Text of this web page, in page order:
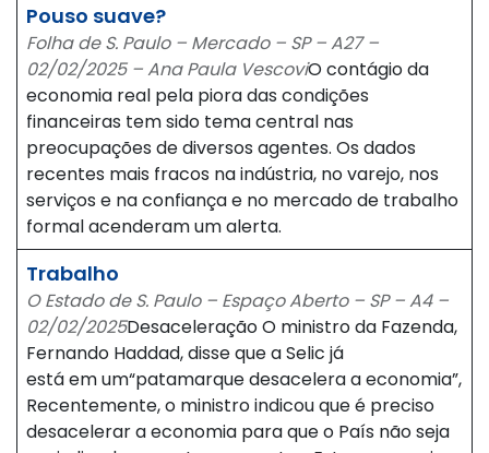
Pouso suave?
Folha de S. Paulo – Mercado – SP – A27 –
02/02/2025 – Ana Paula VescoviO contágio da
economia real pela piora das condições
financeiras tem sido tema central nas
preocupações de diversos agentes. Os dados
recentes mais fracos na indústria, no varejo, nos
serviços e na confiança e no mercado de trabalho
formal acenderam um alerta.
Trabalho
O Estado de S. Paulo – Espaço Aberto – SP – A4 –
02/02/2025Desaceleração O ministro da Fazenda,
Fernando Haddad, disse que a Selic já
está em um“patamarque desacelera a economia”,
Recentemente, o ministro indicou que é preciso
desacelerar a economia para que o País não seja